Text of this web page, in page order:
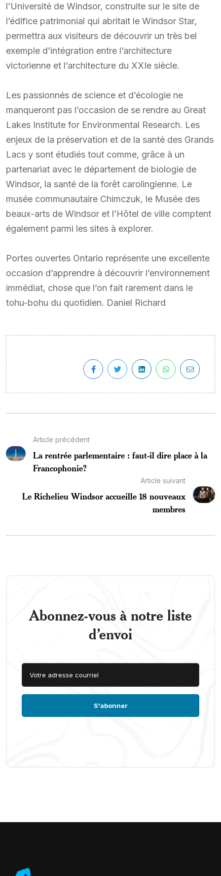
l’Université de Windsor, construite sur le site de
l’édifice patrimonial qui abritait le Windsor Star,
permettra aux visiteurs de découvrir un très bel
exemple d’intégration entre l’architecture
victorienne et l’architecture du XXIe siècle.
Les passionnés de science et d’écologie ne
manqueront pas l’occasion de se rendre au Great
Lakes Institute for Environmental Research. Les
enjeux de la préservation et de la santé des Grands
Lacs y sont étudiés tout comme, grâce à un
partenariat avec le département de biologie de
Windsor, la santé de la forêt carolingienne. Le
musée communautaire Chimczuk, le Musée des
beaux-arts de Windsor et l’Hôtel de ville comptent
également parmi les sites à explorer.
Portes ouvertes Ontario représente une excellente
occasion d’apprendre à découvrir l’environnement
immédiat, chose que l’on fait rarement dans le
tohu-bohu du quotidien. Daniel Richard
Article précédent
La rentrée parlementaire : faut-il dire place à la
Francophonie?
Article suivant
Le Richelieu Windsor accueille 18 nouveaux
membres
Abonnez-vous à notre liste
d’envoi